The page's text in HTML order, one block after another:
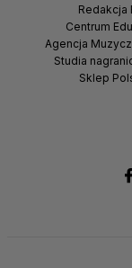
Redakcja
Centrum
Agencja
Studia
Sklep